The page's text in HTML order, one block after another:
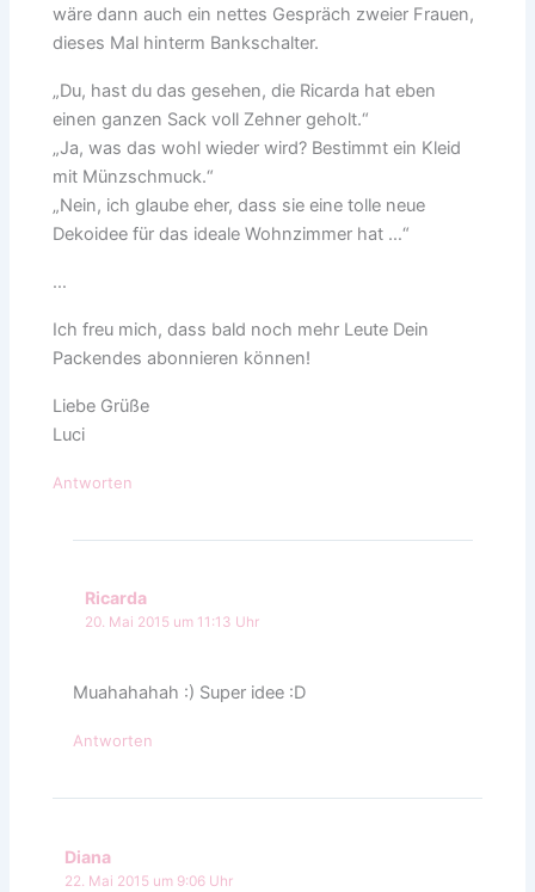
wäre dann auch ein nettes Gespräch zweier Frauen,
dieses Mal hinterm Bankschalter.
„Du, hast du das gesehen, die Ricarda hat eben
einen ganzen Sack voll Zehner geholt.“
„Ja, was das wohl wieder wird? Bestimmt ein Kleid
mit Münzschmuck.“
„Nein, ich glaube eher, dass sie eine tolle neue
Dekoidee für das ideale Wohnzimmer hat …“
…
Ich freu mich, dass bald noch mehr Leute Dein
Packendes abonnieren können!
Liebe Grüße
Luci
Antworten
Ricarda
20. Mai 2015 um 11:13 Uhr
Muahahahah :) Super idee :D
Antworten
Diana
22. Mai 2015 um 9:06 Uhr